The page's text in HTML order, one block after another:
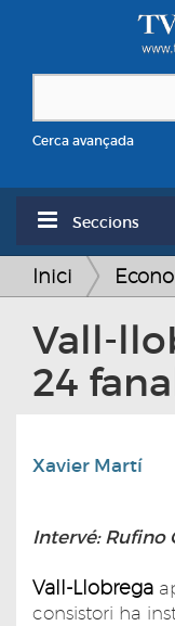
Cerca avançada
Seccions
Inici
Vall-
24
Xavier Martí
Intervé: Rufino
Vall-Llobrega
consistori ha